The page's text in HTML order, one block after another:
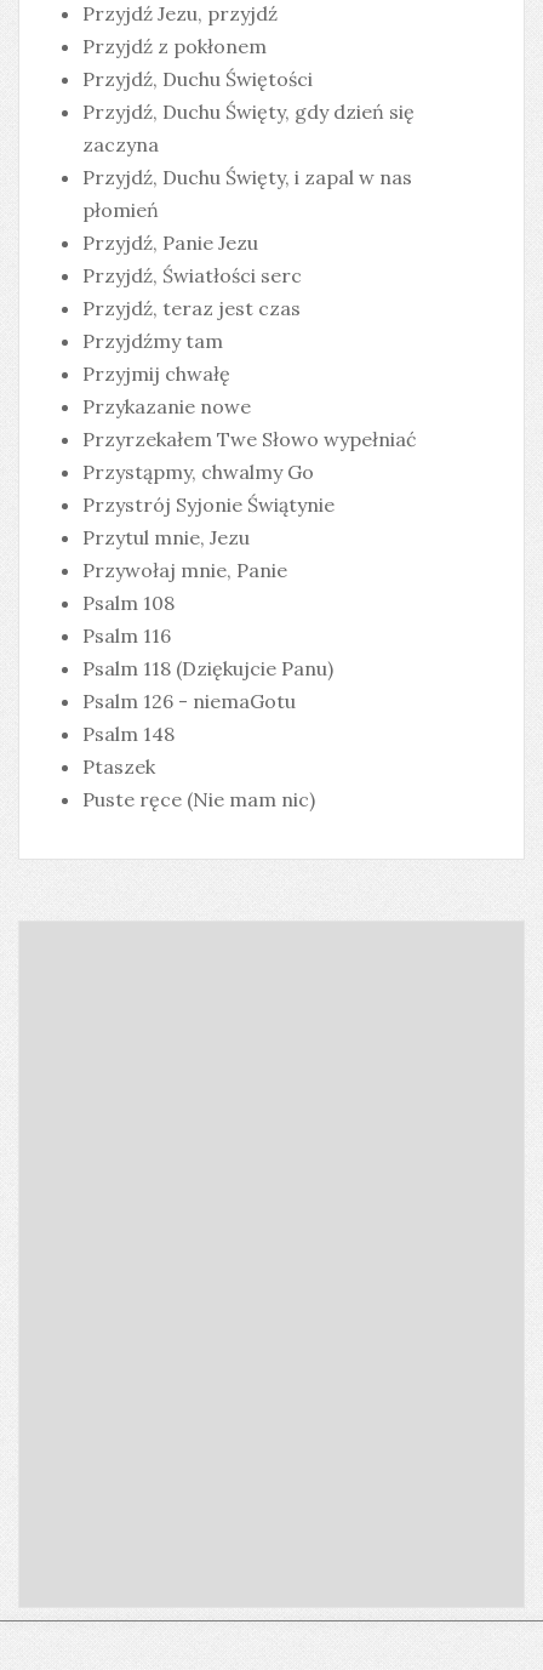
Przyjdź Jezu, przyjdź
Przyjdź z pokłonem
Przyjdź, Duchu Świętości
Przyjdź, Duchu Święty, gdy dzień się
zaczyna
Przyjdź, Duchu Święty, i zapal w nas
płomień
Przyjdź, Panie Jezu
Przyjdź, Światłości serc
Przyjdź, teraz jest czas
Przyjdźmy tam
Przyjmij chwałę
Przykazanie nowe
Przyrzekałem Twe Słowo wypełniać
Przystąpmy, chwalmy Go
Przystrój Syjonie Świątynie
Przytul mnie, Jezu
Przywołaj mnie, Panie
Psalm 108
Psalm 116
Psalm 118 (Dziękujcie Panu)
Psalm 126 - niemaGotu
Psalm 148
Ptaszek
Puste ręce (Nie mam nic)